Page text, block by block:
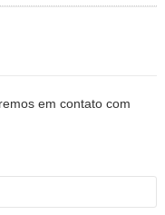
em contato com